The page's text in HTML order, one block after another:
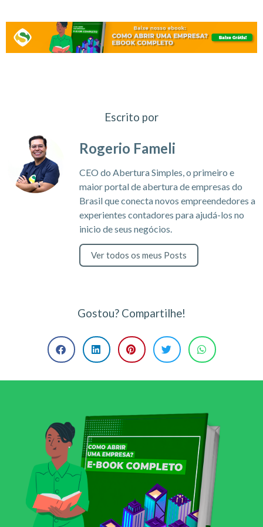
Escrito por
Rogerio Fameli
CEO do Abertura Simples, o primeiro e
maior portal de abertura de empresas do
Brasil que conecta novos empreendedores a
experientes contadores para ajudá-los no
inicio de seus negócios.
Ver todos os meus Posts
Gostou? Compartilhe!